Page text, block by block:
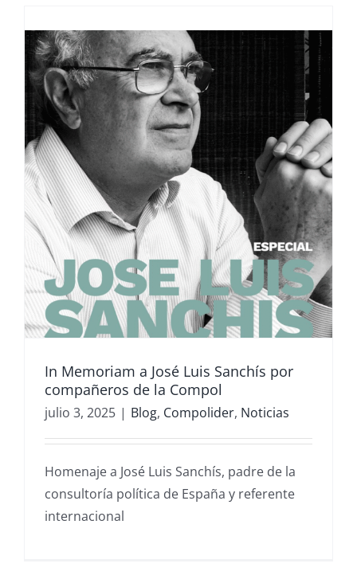
In Memoriam a José Luis Sanchís por
compañeros de la Compol
julio 3, 2025 | Blog, Compolider, Noticias
Homenaje a José Luis Sanchís, padre de la
consultoría política de España y referente
internacional